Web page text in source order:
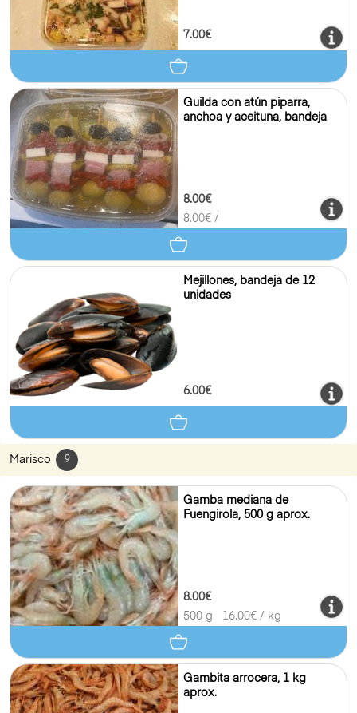
7.00€
Guilda con atún piparra,
anchoa y aceituna, bandeja
8.00€
8.00€ /
Mejillones, bandeja de 12
unidades
6.00€
Marisco 9
Gamba mediana de
Fuengirola, 500 g aprox.
8.00€
500 g
16.00€ / kg
Gambita arrocera, 1 kg
aprox.